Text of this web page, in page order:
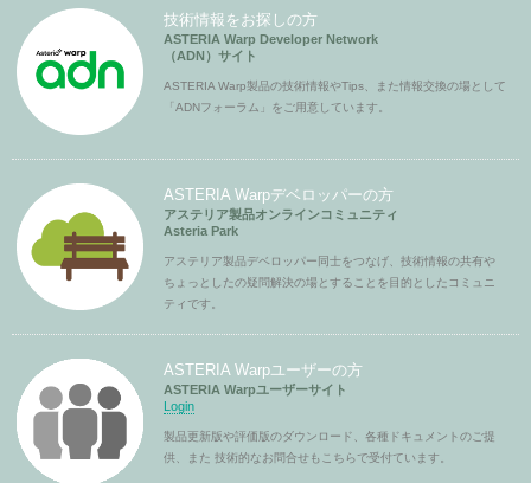
技術情報をお探しの方
ASTERIA Warp Developer Network
（ADN）サイト
ASTERIA Warp製品の技術情報やTips、また情報交換の場として
「ADNフォーラム」をご用意しています。
ASTERIA Warpデベロッパーの方
アステリア製品オンラインコミュニティ
Asteria Park
アステリア製品デベロッパー同士をつなげ、技術情報の共有や
ちょっとしたの疑問解決の場とすることを目的としたコミュニ
ティです。
ASTERIA Warpユーザーの方
ASTERIA Warpユーザーサイト
Login
製品更新版や評価版のダウンロード、各種ドキュメントのご提
供、また 技術的なお問合せもこちらで受付ています。